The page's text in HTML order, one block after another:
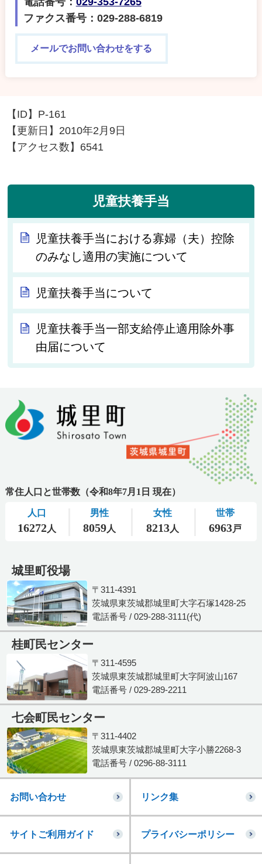
ファクス番号：029-288-6819
メールでお問い合わせをする
【ID】 P-161
【更新日】 2010年2月9日
【アクセス数】 6541
児童扶養手当
児童扶養手当における寡婦（夫）控除
のみなし適用の実施について
児童扶養手当について
児童扶養手当一部支給停止適用除外事
由届について
城里町役場
〒311-4391
茨城県東茨城郡城里町大字石塚1428-25
電話番号 / 029-288-3111(代)
桂町民センター
〒311-4595
茨城県東茨城郡城里町大字阿波山167
電話番号 / 029-289-2211
七会町民センター
〒311-4402
茨城県東茨城郡城里町大字小勝2268-3
電話番号 / 0296-88-3111
お問い合わせ リンク集
サイトご利用ガイド プライバシーポリシー